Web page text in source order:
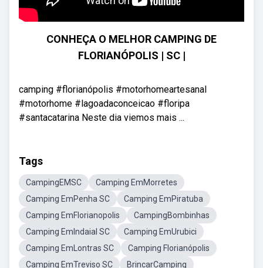
CONHEÇA O MELHOR CAMPING DE
FLORIANÓPOLIS | SC |
camping #florianópolis #motorhomeartesanal
#motorhome #lagoadaconceicao #floripa
#santacatarina Neste dia viemos mais ...
Tags
CampingEMSC
Camping EmMorretes
Camping EmPenha SC
Camping EmPiratuba
Camping EmFlorianopolis
CampingBombinhas
Camping EmIndaial SC
Camping EmUrubici
Camping EmLontras SC
Camping Florianópolis
Camping EmTreviso SC
BrincarCamping